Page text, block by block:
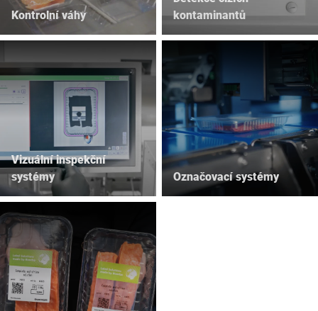
Kontrolní váhy
kontaminantů
Vizuální inspekční
systémy
Označovací systémy